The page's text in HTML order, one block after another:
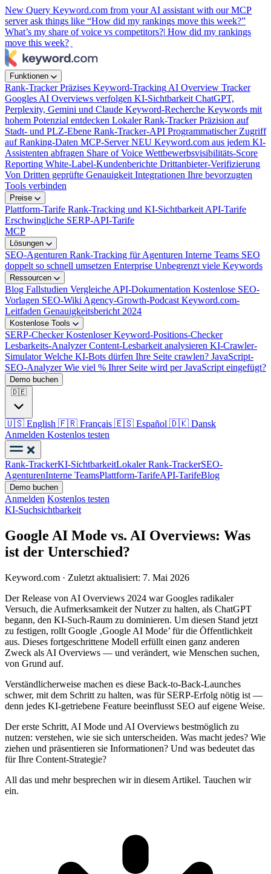
New Query Keyword.com from your AI assistant with our MCP
server ask things like “How did my rankings move this week?”
What’s my share of voice vs competitors?| How did my rankings
move this week?
Funktionen
Rank-TrackerPräzises Keyword-Tracking AI Overview Tracker
Googles AI Overviews verfolgen KI-Sichtbarkeit ChatGPT,
Perplexity, Gemini und Claude Keyword-Recherche Keywords mit
hohem Potenzial entdecken Lokaler Rank-TrackerPräzision auf
Stadt- und PLZ-Ebene Rank-Tracker-API Programmatischer Zugriff
auf Ranking-Daten MCP-ServerNEU Keyword.com aus jedem KI-
Assistenten abfragen Share of Voice Wettbewerbsvisibilitäts-Score
Reporting White-Label-Kundenberichte Drittanbieter-Verifizierung
Von Dritten geprüfte Genauigkeit Integrationen Ihre bevorzugten
Tools verbinden
Preise
Plattform-Tarife Rank-Tracking und KI-Sichtbarkeit API-Tarife
Erschwingliche SERP-API-Tarife
MCP
Lösungen
SEO-Agenturen Rank-Tracking für Agenturen Interne Teams SEO
doppelt so schnell umsetzen Enterprise Unbegrenzt viele Keywords
Ressourcen
Blog Fallstudien Vergleiche API-Dokumentation Kostenlose SEO-
Vorlagen SEO-Wiki Agency-Growth-Podcast Keyword.com-
Leitfaden Genauigkeitsbericht 2024
Kostenlose Tools
SERP-CheckerKostenloser Keyword-Positions-Checker
Lesbarkeits-AnalyzerContent-Lesbarkeit analysieren KI-Crawler-
SimulatorWelche KI-Bots dürfen Ihre Seite crawlen? JavaScript-
SEO-AnalyzerWie viel % Ihrer Seite wird per JavaScript eingefügt?
Demo buchen
🇩🇪
🇺🇸 English 🇫🇷 Français 🇪🇸 Español 🇩🇰 Dansk
Anmelden Kostenlos testen
Rank-TrackerKI-SichtbarkeitLokaler Rank-TrackerSEO-
AgenturenInterne TeamsPlattform-TarifeAPI-TarifeBlog
Demo buchen
Anmelden Kostenlos testen
KI-Suchsichtbarkeit
Google AI Mode vs. AI Overviews: Was
ist der Unterschied?
Keyword.com · Zuletzt aktualisiert: 7. Mai 2026
Der Release von AI Overviews 2024 war Googles radikaler
Versuch, die Aufmerksamkeit der Nutzer zu halten, als ChatGPT
begann, den KI-Such-Raum zu dominieren. Um diesen Stand jetzt
zu festigen, rollt Google ‚Google AI Mode’ für die Öffentlichkeit
aus. Dieses fortgeschrittene Modell erfüllt einen ganz anderen
Zweck als AI Overviews — und verändert, wie Menschen suchen,
von Grund auf.
Verständlicherweise machen es diese Back-to-Back-Launches
schwer, mit dem Schritt zu halten, was für SERP-Erfolg nötig ist —
denn jedes KI-getriebene Feature beeinflusst SEO auf eigene Weise.
Der erste Schritt, AI Mode und AI Overviews bestmöglich zu
nutzen: verstehen, wie sie sich unterscheiden. Was macht jedes? Wie
ziehen und präsentieren sie Informationen? Und was bedeutet das
für Ihre Content-Strategie?
All das und mehr besprechen wir in diesem Artikel. Tauchen wir
ein.